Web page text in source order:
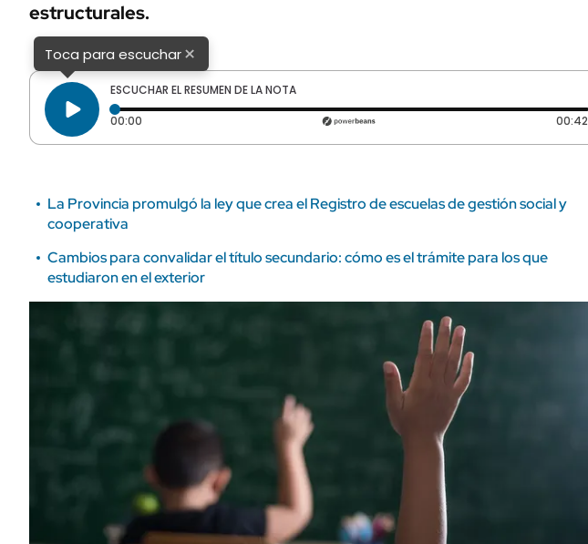
estructurales.
Toca para escuchar×
ESCUCHAR EL RESUMEN DE LA NOTA
00:00 Tiempo transcurrido: 0 segundos 00:42
La Provincia promulgó la ley que crea el Registro de escuelas de gestión social y
cooperativa
Cambios para convalidar el título secundario: cómo es el trámite para los que
estudiaron en el exterior